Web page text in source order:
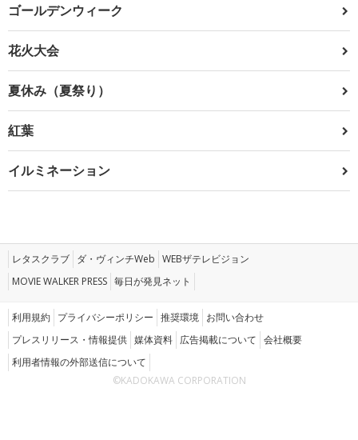
ゴールデンウィーク
花火大会
夏休み（夏祭り）
紅葉
イルミネーション
レタスクラブ ダ・ヴィンチWeb WEBザテレビジョン
MOVIE WALKER PRESS 毎日が発見ネット
利用規約 プライバシーポリシー 推奨環境 お問い合わせ
プレスリリース・情報提供 媒体資料 広告掲載について 会社概要
利用者情報の外部送信について
©KADOKAWA CORPORATION